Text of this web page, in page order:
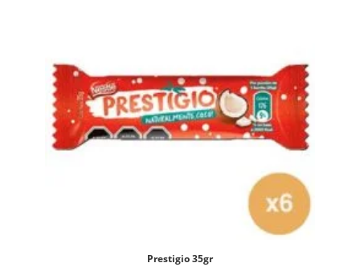
Prestigio 35gr